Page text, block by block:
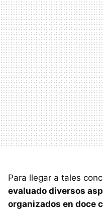
Para llegar a tales
evaluado diversos
organizados en doce